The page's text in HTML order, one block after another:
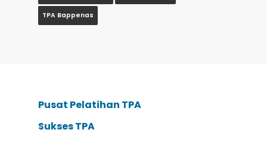
TPA Bappenas
Pusat Pelatihan TPA
Sukses TPA